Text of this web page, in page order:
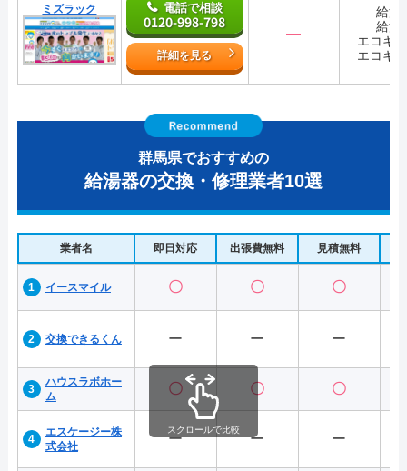
ミズラック 電話で相談
0120-998-798
詳細を見る
―
給湯
給湯
エコキ
エコキ
群馬県でおすすめの
給湯器の交換・修理業者10選
業者名 即日対応 出張費無料 見積無料
イースマイル 〇 〇 〇
交換できるくん ー ー ー
ハウスラボホー
ム
〇 〇 〇
エスケージー株
式会社
ー ー ー
スクロールで比較